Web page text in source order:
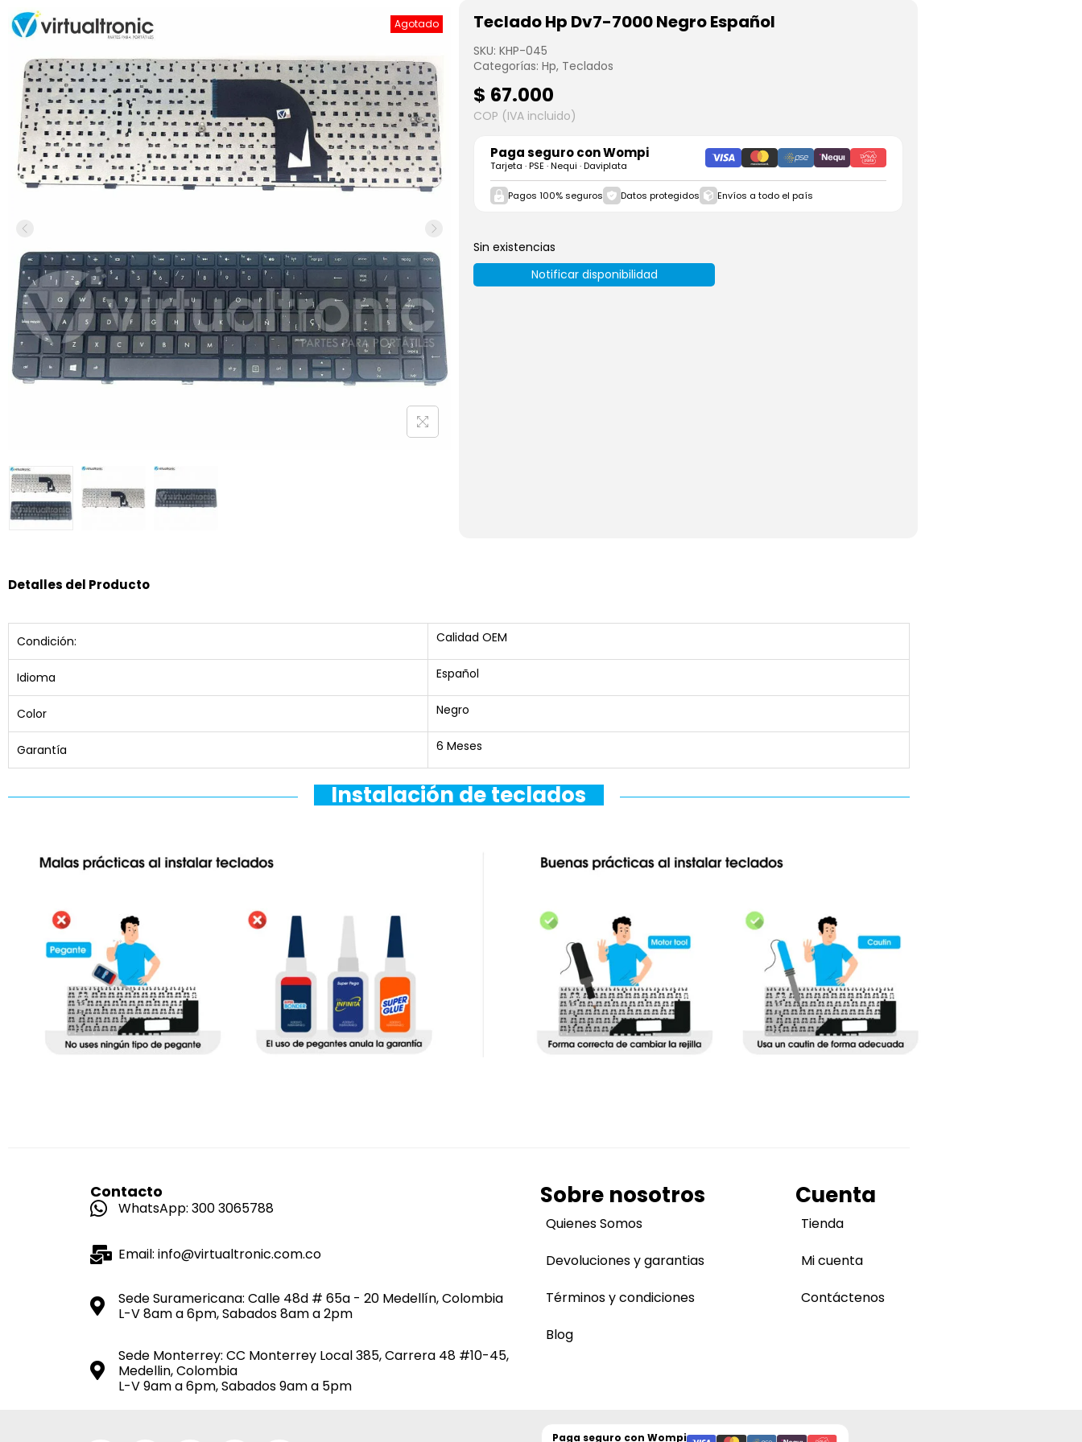
Agotado Teclado Hp Dv7-7000 Negro Español
SKU: KHP-045
Categorías: Hp, Teclados
$ 67.000
COP (IVA incluido)
Paga seguro conWompi
Tarjeta · PSE · Nequi · Daviplata
Pagos 100% seguros Datos protegidos Envíos a todo el país
Sin existencias
Notificar disponibilidad
Detalles del Producto
Condición: Calidad OEM
Idioma Español
Color Negro
Garantía 6 Meses
Instalación de teclados
Contacto
WhatsApp: 300 3065788
Email: info@virtualtronic.com.co
Sede Suramericana: Calle 48d # 65a - 20 Medellín, Colombia
L-V 8am a 6pm, Sabados 8am a 2pm
Sede Monterrey: CC Monterrey Local 385, Carrera 48 #10-45,
Medellin, Colombia
L-V 9am a 6pm, Sabados 9am a 5pm
Sobre nosotros
Quienes Somos
Devoluciones y garantias
Términos y condiciones
Blog
Cuenta
Tienda
Mi cuenta
Contáctenos
Paga seguro con Wompi